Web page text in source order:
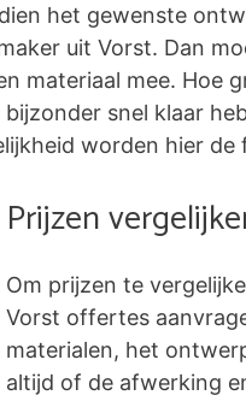
het gewenste
uit Vorst. Dan
materiaal mee. Hoe
snel klaar
worden hier
Prijzen
Om prijzen te
Vorst offertes
materialen, het
altijd of de afwerking